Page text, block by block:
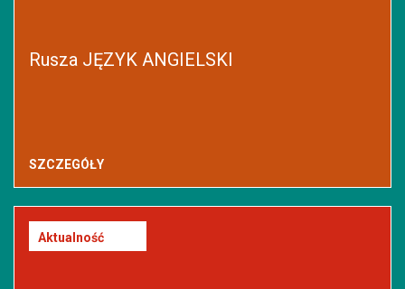
Rusza JĘZYK ANGIELSKI
SZCZEGÓŁY
Aktualność